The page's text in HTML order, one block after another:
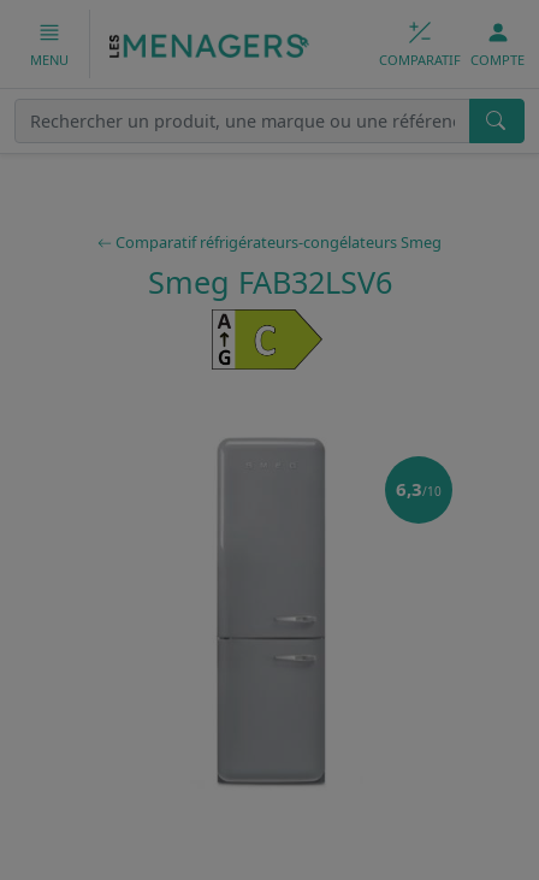
MENU COMPARATIF COMPTE
Comparatif réfrigérateurs-congélateurs Smeg
Smeg FAB32LSV6
6,3/10